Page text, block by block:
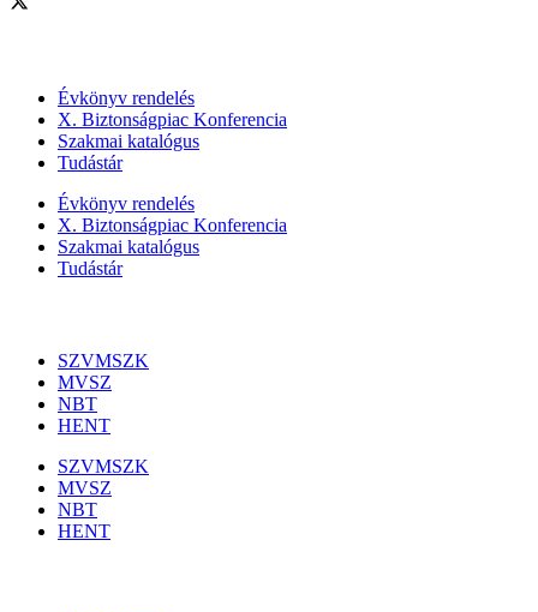
Évkönyv rendelés
X. Biztonságpiac Konferencia
Szakmai katalógus
Tudástár
Évkönyv rendelés
X. Biztonságpiac Konferencia
Szakmai katalógus
Tudástár
SZVMSZK
MVSZ
NBT
HENT
SZVMSZK
MVSZ
NBT
HENT